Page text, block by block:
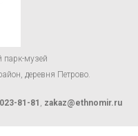
музей
деревня Петрово.
81-81 zakaz@ethnomir.ru